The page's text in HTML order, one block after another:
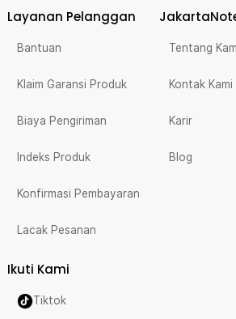
Layanan Pelanggan
Bantuan
Klaim Garansi Produk
Biaya Pengiriman
Indeks Produk
Konfirmasi Pembayaran
Lacak Pesanan
Tentang
Kontak Kami
Karir
Blog
Ikuti Kami
Tiktok